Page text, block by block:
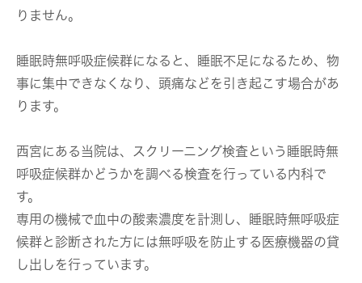
りません。
睡眠時無呼吸症候群になると、睡眠不足になるため、物
事に集中できなくなり、頭痛などを引き起こす場合があ
ります。
西宮にある当院は、スクリーニング検査という睡眠時無
呼吸症候群かどうかを調べる検査を行っている内科で
す。
専用の機械で血中の酸素濃度を計測し、睡眠時無呼吸症
候群と診断された方には無呼吸を防止する医療機器の貸
し出しを行っています。